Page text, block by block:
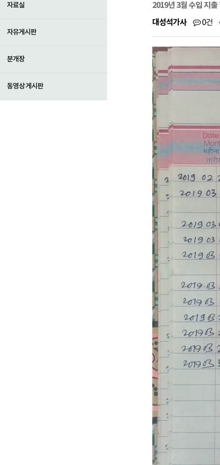
자료실
자유게시판
분개장
동영상 게시판
2019년 3월 수입 지
대성석가사
0건